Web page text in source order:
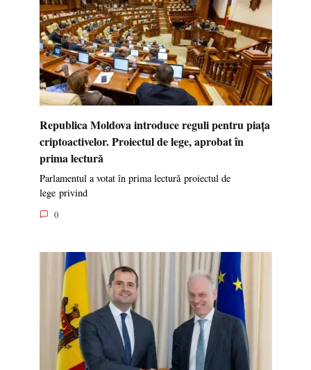
Republica Moldova introduce reguli pentru piața
criptoactivelor. Proiectul de lege, aprobat în
prima lectură
Parlamentul a votat în prima lectură proiectul de
lege privind
0